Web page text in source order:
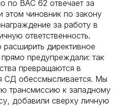
по ВАС 62 отвечает за
этом чиновник по закону
за работу в
ответственность.
директивное
предупреждали: так
превращаются в
СД обессмысливается. Мы
трансмиссию к западному
добавили сверху личную